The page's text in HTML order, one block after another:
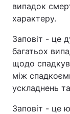
випадок
характеру.
Заповіт - це
багатьох
щодо
між
ускладнень
Заповіт - це